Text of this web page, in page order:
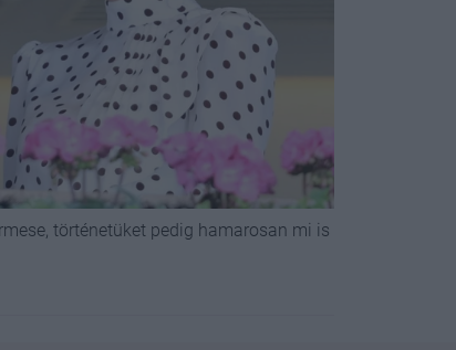
történetüket pedig hamarosan mi is